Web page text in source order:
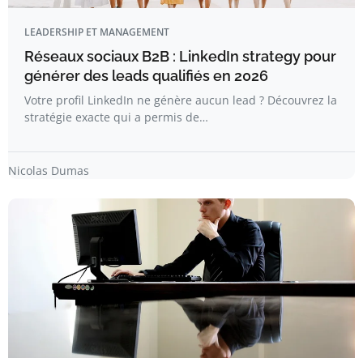
LEADERSHIP ET MANAGEMENT
Réseaux sociaux B2B : LinkedIn strategy pour
générer des leads qualifiés en 2026
Votre profil LinkedIn ne génère aucun lead ? Découvrez la
stratégie exacte qui a permis de…
Nicolas Dumas